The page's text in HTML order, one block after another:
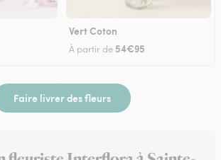
Vert Coton
À partir de 54€95
Faire livrer des fleurs